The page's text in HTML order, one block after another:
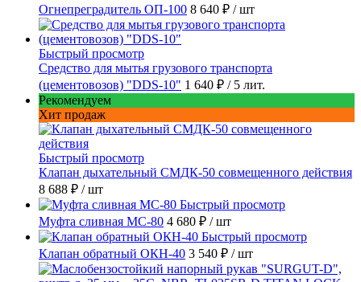
Огнепреградитель ОП-100 8 640 ₽ / шт
Быстрый просмотр
Средство для мытья грузового транспорта
(цементовозов) "DDS-10" 1 640 ₽ / 5 лит.
Рекомендуем
Хит продаж
Быстрый просмотр
Клапан дыхательный СМДК-50 совмещенного действия
8 688 ₽ / шт
Быстрый просмотр
Муфта сливная МС-80 4 680 ₽ / шт
Быстрый просмотр
Клапан обратный ОКН-40 3 540 ₽ / шт